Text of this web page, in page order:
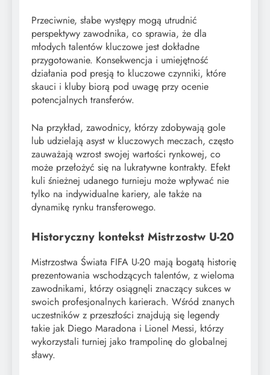
Przeciwnie, słabe występy mogą utrudnić
perspektywy zawodnika, co sprawia, że dla
młodych talentów kluczowe jest dokładne
przygotowanie. Konsekwencja i umiejętność
działania pod presją to kluczowe czynniki, które
skauci i kluby biorą pod uwagę przy ocenie
potencjalnych transferów.
Na przykład, zawodnicy, którzy zdobywają gole
lub udzielają asyst w kluczowych meczach, często
zauważają wzrost swojej wartości rynkowej, co
może przełożyć się na lukratywne kontrakty. Efekt
kuli śnieżnej udanego turnieju może wpływać nie
tylko na indywidualne kariery, ale także na
dynamikę rynku transferowego.
Historyczny kontekst Mistrzostw U-20
Mistrzostwa Świata FIFA U-20 mają bogatą historię
prezentowania wschodzących talentów, z wieloma
zawodnikami, którzy osiągnęli znaczący sukces w
swoich profesjonalnych karierach. Wśród znanych
uczestników z przeszłości znajdują się legendy
takie jak Diego Maradona i Lionel Messi, którzy
wykorzystali turniej jako trampolinę do globalnej
sławy.